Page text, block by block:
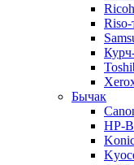
Бычак
HP-